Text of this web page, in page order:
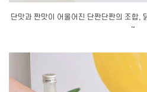
단맛과 짠맛이 어울어진 단짠단짠의 조합,
~